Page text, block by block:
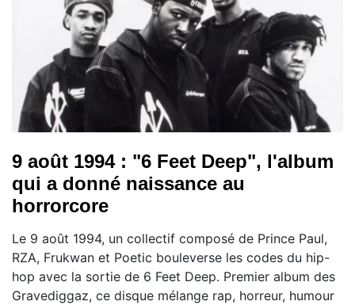
9 août 1994 : "6 Feet Deep", l'album
qui a donné naissance au
horrorcore
Le 9 août 1994, un collectif composé de Prince Paul,
RZA, Frukwan et Poetic bouleverse les codes du hip-
hop avec la sortie de 6 Feet Deep. Premier album des
Gravediggaz, ce disque mélange rap, horreur, humour